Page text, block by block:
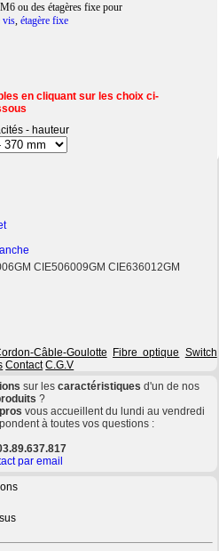
ou des étagères fixe pour
vis,étagère fixe
en cliquant sur les choix ci-
- hauteur
CIE506009GM CIE636012GM
Câble-Goulotte Fibre optique Switch
Contact C.G.V
sur lescaractéristiquesd'un de nos
?
vous accueillent du lundi au vendredi
à toutes vos questions :
par email